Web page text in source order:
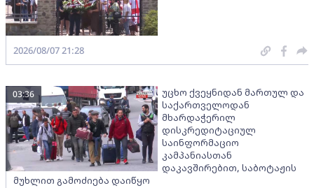
2026/08/07 21:28
უცხო ქვეყნიდან მართულ და
საქართველოდან
მხარდაჭერილ
დისკრედიტაციულ
საინფორმაციო
კამპანიასთან
დაკავშირებით, საბოტაჟის
მუხლით გამოძიება დაიწყო
03:36